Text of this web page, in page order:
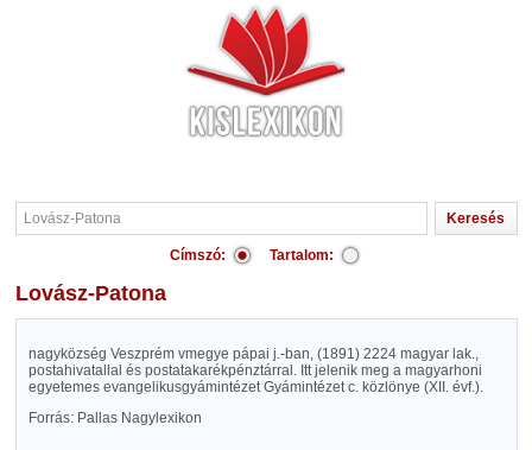
Címszó: Tartalom:
Lovász-Patona
nagyközség Veszprém vmegye pápai j.-ban, (1891) 2224 magyar lak.,
postahivatallal és postatakarékpénztárral. Itt jelenik meg a magyarhoni
egyetemes evangelikusgyámintézet Gyámintézet c. közlönye (XII. évf.).
Forrás: Pallas Nagylexikon